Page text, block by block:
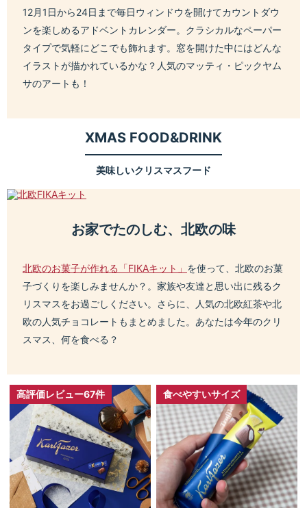
12月1日から24日まで毎日ウィンドウを開けてカウントダウ
ンを楽しめるアドベントカレンダー。クラシカルなペーパー
タイプで気軽にどこでも飾れます。窓を開けた中にはどんな
イラストが描かれているかな？人気のマッティ・ピックヤム
サのアートも！
XMAS FOOD&DRINK
美味しいクリスマスフード
お家でたのしむ、北欧の味
北欧のお菓子が作れる「FIKAキット」 を使って、北欧のお菓
子づくりを楽しみませんか？。家族や友達と思い出に残るク
リスマスをお過ごしください。さらに、人気の北欧紅茶や北
欧の人気チョコレートもまとめました。あなたは今年のクリ
スマス、何を食べる？
高評価レビュー67件 食べやすいサイズ